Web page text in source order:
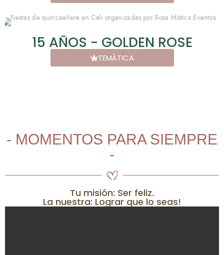
15 AÑOS - GOLDEN ROSE
TEMÁTICA
- MOMENTOS PARA SIEMPRE
-
Tu misión: Ser feliz.
La nuestra: Lograr que lo seas!